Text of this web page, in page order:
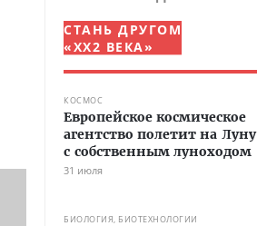
СТАНЬ ДРУГОМ
«XX2 ВЕКА»
КОСМОС
Европейское космическое
агентство полетит на Луну
с собственным луноходом
31 июля
БИОЛОГИЯ, БИОТЕХНОЛОГИИ